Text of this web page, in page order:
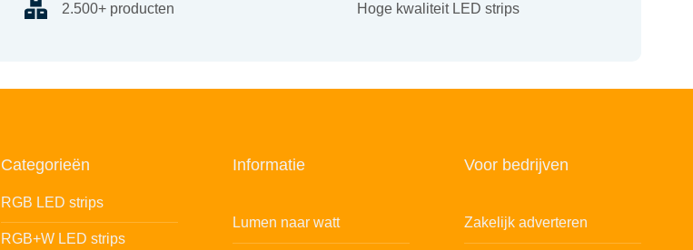
2.500+ producten Hoge kwaliteit LED strips
Categorieën
RGB LED strips
RGB+W LED strips
Informatie
Lumen naar watt
Voor bedrijven
Zakelijk adverteren